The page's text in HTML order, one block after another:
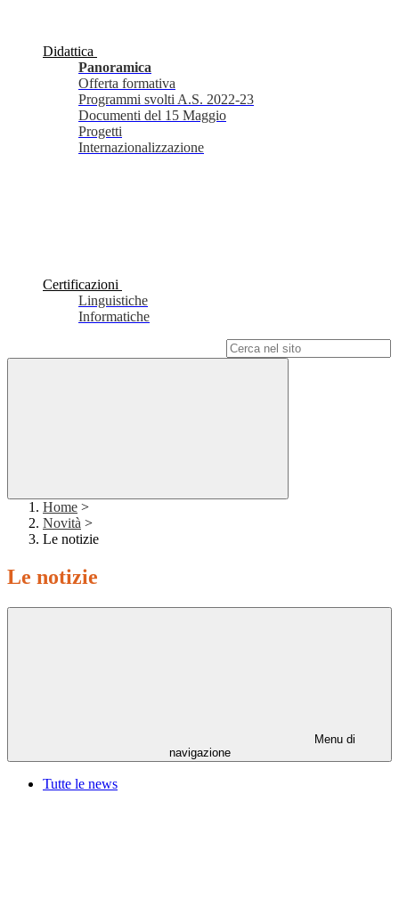
Didattica
Panoramica
Offerta formativa
Programmi svolti A.S. 2022-23
Documenti del 15 Maggio
Progetti
Internazionalizzazione
Certificazioni
Linguistiche
Informatiche
Home >
Novità >
Le notizie
Le notizie
Menu di
navigazione
Tutte le news